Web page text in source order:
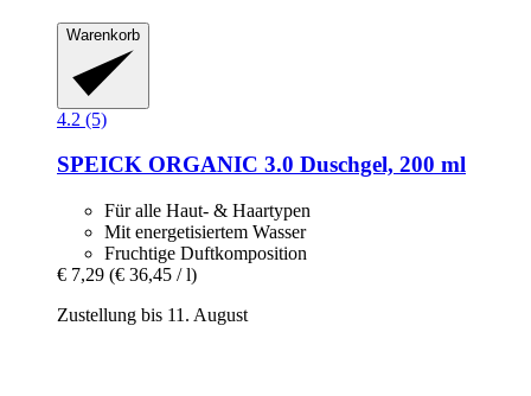
Warenkorb
4.2 (5)
SPEICK ORGANIC 3.0 Duschgel, 200 ml
Für alle Haut- & Haartypen
Mit energetisiertem Wasser
Fruchtige Duftkomposition
€ 7,29 (€ 36,45 / l)
Zustellung bis 11. August